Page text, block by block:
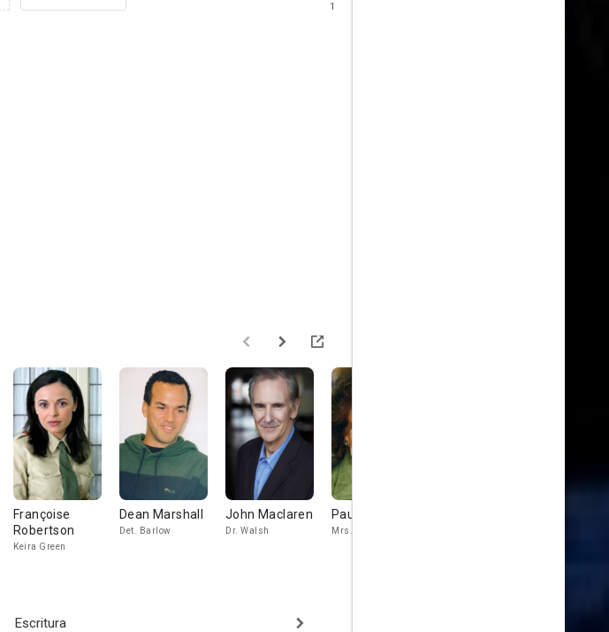
1
Françoise
Robertson
Keira Green
Dean Marshall
Det. Barlow
John Maclaren
Dr. Walsh
Paula Shaw
Mrs. Vega
Escritura